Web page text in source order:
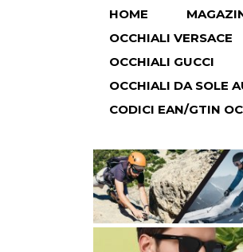
HOME
OCCHIALI VERSACE
OCCHIALI GUCCI
OCCHIALI DA SOLE
CODICI EAN/GTIN